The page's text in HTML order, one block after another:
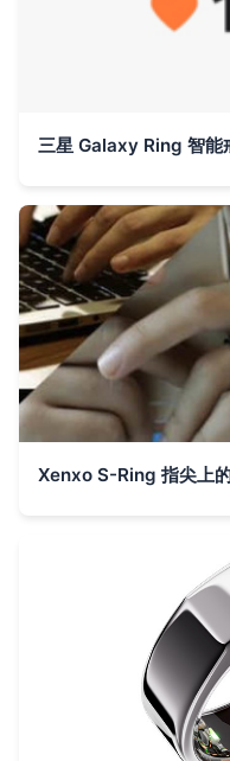
Xenxo S-Ring 指尖上